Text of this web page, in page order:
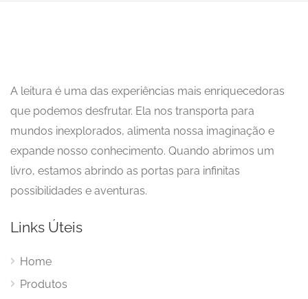
A leitura é uma das experiências mais enriquecedoras
que podemos desfrutar. Ela nos transporta para
mundos inexplorados, alimenta nossa imaginação e
expande nosso conhecimento. Quando abrimos um
livro, estamos abrindo as portas para infinitas
possibilidades e aventuras.
Links Úteis
Home
Produtos